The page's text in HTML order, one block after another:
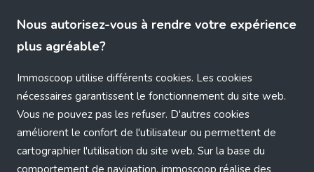
Nous autorisez-vous à rendre votre expérience
plus agréable?
Immoscoop utilise différents cookies. Les cookies
nécessaires garantissent le fonctionnement du site web.
Vous ne pouvez pas les refuser. D'autres cookies
améliorent le confort de l'utilisateur ou permettent de
cartographier l'utilisation du site web. Sur la base du
comportement de navigation, immoscoop réalise des
Application error: a client-side exception has occurred (see the
browser console for more information)